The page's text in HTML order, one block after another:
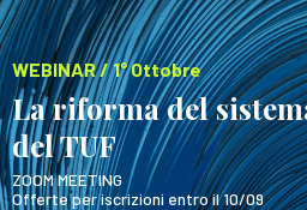
WEBINAR / 1° Ottobre
La riforma del
del TUF
ZOOM MEETING
Offerte per iscrizioni entro il 10/09